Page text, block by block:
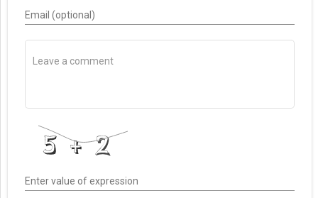
Email (optional)
Enter value of expression